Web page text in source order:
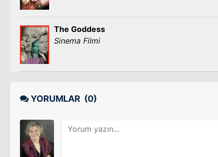
The Goddess
Sinema Filmi
YORUMLAR (0)